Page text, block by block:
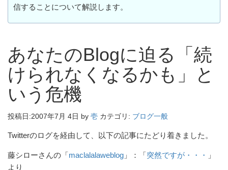
信することについて解説します。
あなたのBlogに迫る「続
けられなくなるかも」と
いう危機
投稿日:2007年7月 4日 by 壱 カテゴリ: ブログ一般
Twitterのログを経由して、以下の記事にたどり着きました。
藤シローさんの「 maclalalaweblog 」：「 突然ですが・・・
」
より